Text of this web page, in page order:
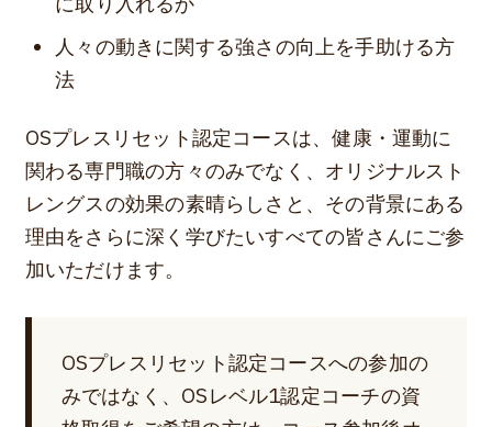
人々の動きに関する強さの向上を手助ける方
法
OSプレスリセット認定コースは、健康・運動に
関わる専門職の方々のみでなく、オリジナルスト
レングスの効果の素晴らしさと、その背景にある
理由をさらに深く学びたいすべての皆さんにご参
加いただけます。
OSプレスリセット認定コースへの参加の
みではなく、OSレベル1認定コーチの資